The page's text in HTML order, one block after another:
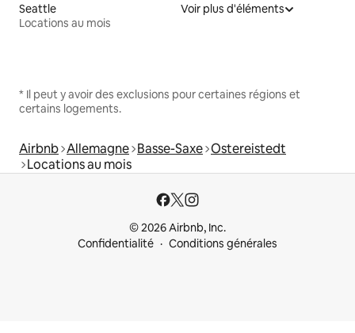
Seattle
Locations au mois
Voir plus d'éléments
* Il peut y avoir des exclusions pour certaines régions et
certains logements.
Airbnb Allemagne Basse-Saxe Ostereistedt
Locations au mois
© 2026 Airbnb, Inc.
Confidentialité
Conditions générales